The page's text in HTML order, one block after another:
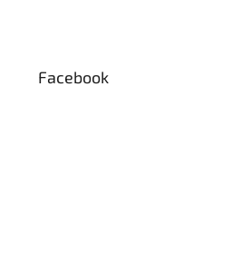
Facebook